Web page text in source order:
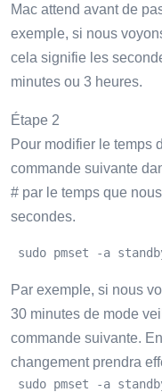
Mac attend avant de
exemple, si nous
cela signifie les
minutes ou 3 heures.
Étape 2
Pour modifier le temps
commande suivante
# par le temps que
secondes.
sudo pmset -a
Par exemple, si nous
30 minutes de mode
commande suivante.
changement prendra
sudo pmset -a